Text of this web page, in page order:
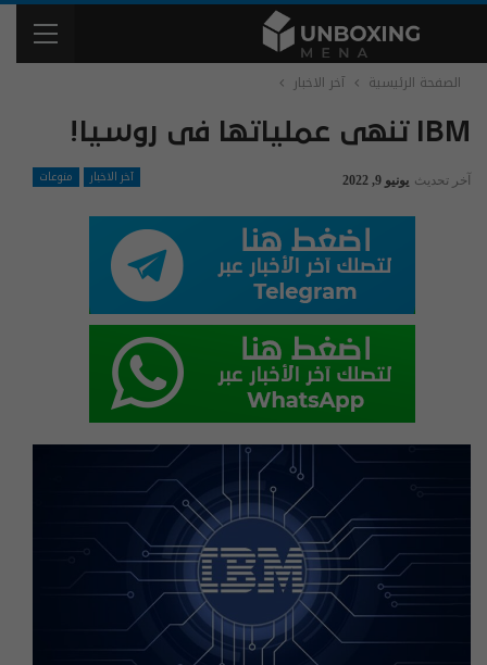
الصفحة الرئيسية آخر الاخبار
IBM تنهی عملیاتها فی روسیا!
آخر الاخبار منوعات آخر تحديث يونيو 9, 2022